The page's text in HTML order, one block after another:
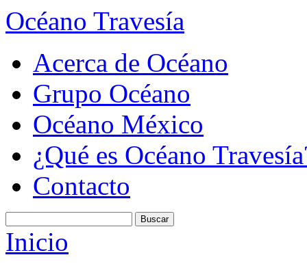
Océano Travesía
Acerca de Océano
Grupo Océano
Océano México
¿Qué es Océano
Contacto
Inicio